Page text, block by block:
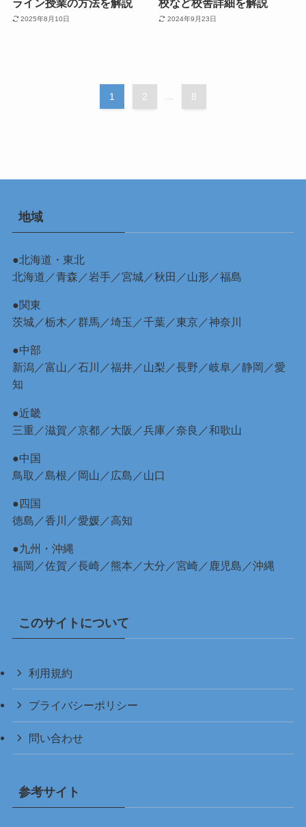
ライン授業の方法を解説
2025年8月10日
校など校舎詳細を解説
2024年9月23日
1 2 ... 8
地域
●北海道・東北
北海道 ／青森 ／岩手／宮城／秋田 ／山形 ／福島
●関東
茨城／栃木 ／群馬／埼玉 ／千葉／東京／神奈川
●中部
新潟 ／富山 ／石川 ／福井／山梨 ／長野 ／岐阜／静岡 ／愛
知
●近畿
三重 ／滋賀 ／京都／大阪 ／兵庫／奈良 ／和歌山
●中国
鳥取 ／島根 ／岡山 ／ 広島 ／山口
●四国
徳島 ／香川 ／愛媛／高知
●九州・沖縄
福岡 ／佐賀 ／長崎／熊本 ／大分 ／宮崎／ 鹿児島 ／沖縄
このサイトについて
利用規約
プライバシーポリシー
問い合わせ
参考サイト